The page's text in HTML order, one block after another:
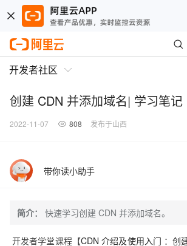
开发者社区
创建 CDN 并添加域名| 学习笔记
2022-11-07 808 发布于山西
带你读小助手
简介： 快速学习创建 CDN 并添加域名。
开发者学堂课程【CDN 介绍及使用入门 ：创